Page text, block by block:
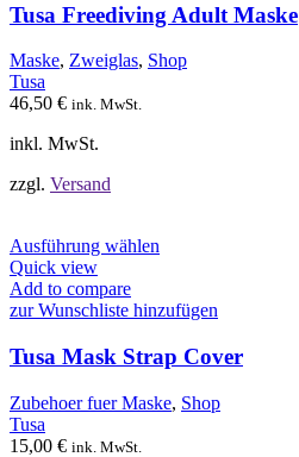
auf.
Die
Optionen
können
Tusa Freediving Adult Maske
Maske, Zweiglas, Shop
Tusa
46,50 € ink. MwSt.
inkl. MwSt.
zzgl. Versand
Ausführung wählen
mehrere
auf.
Die
Optionen
können
Quick view
Add to compare
zur Wunschliste hinzufügen
Tusa Mask Strap Cover
Zubehoer fuer Maske, Shop
Tusa
15,00 € ink. MwSt.